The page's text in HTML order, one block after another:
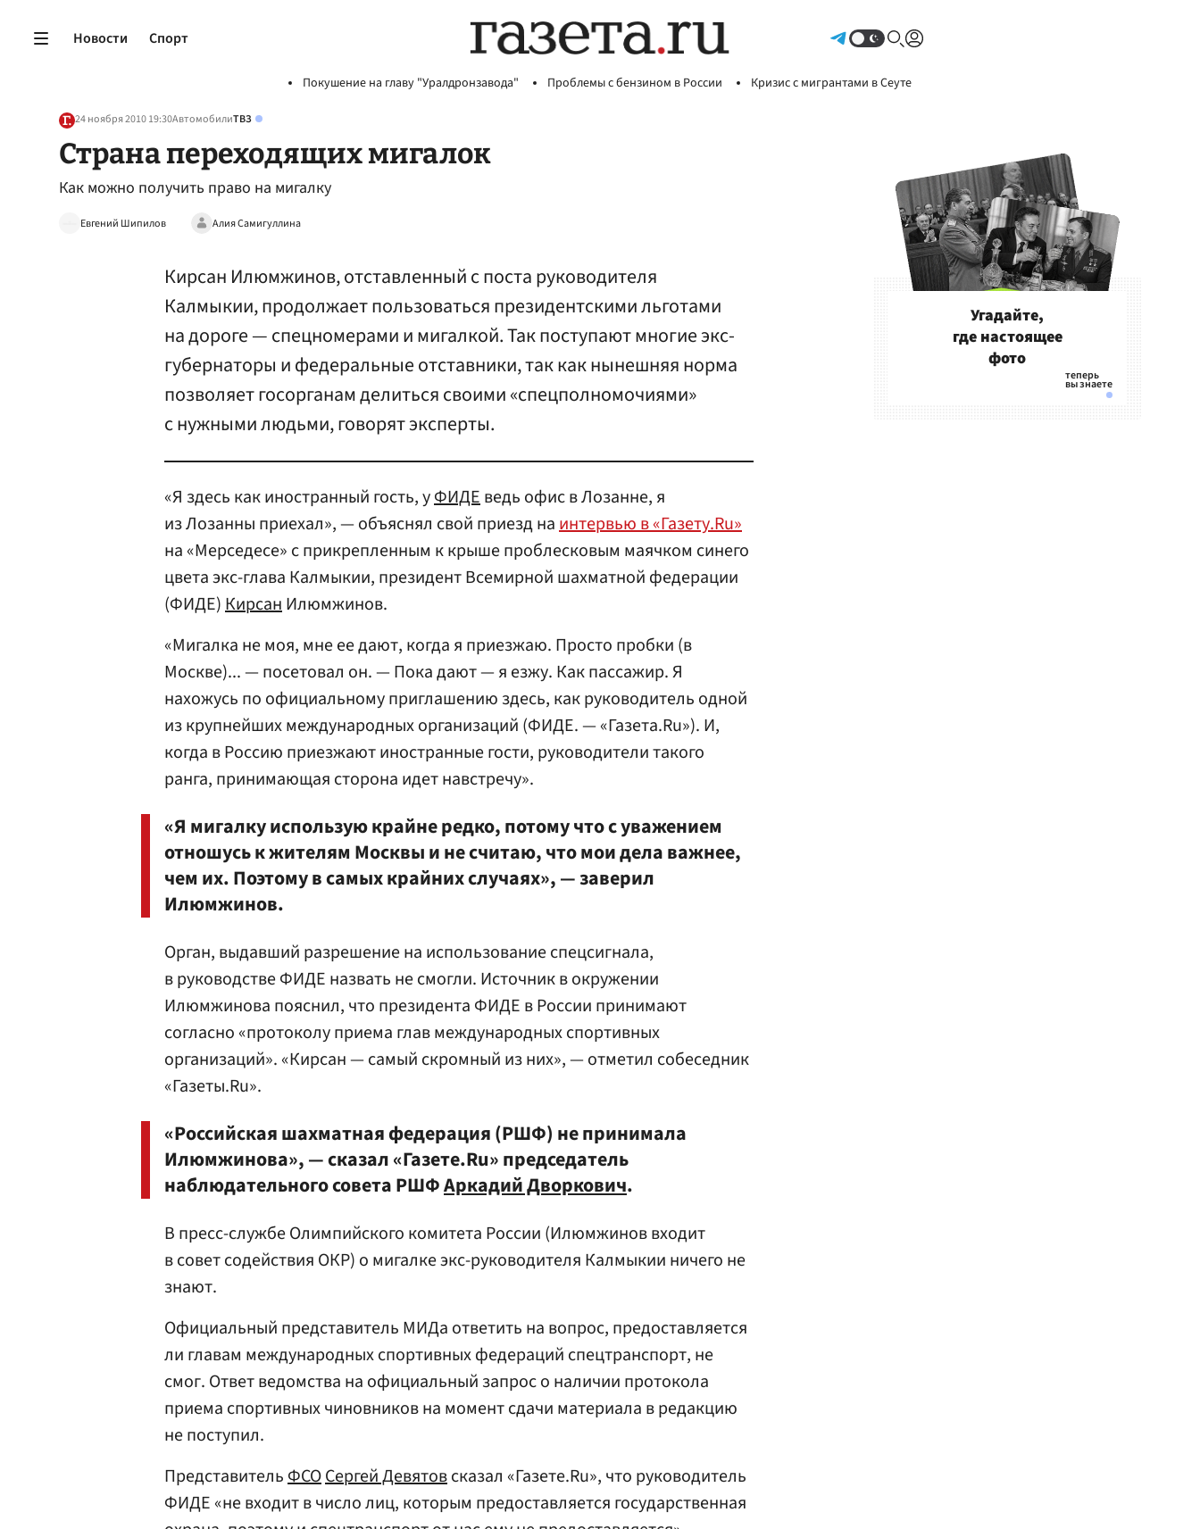
Новости Спорт
Покушение на главу "Уралдронзавода" Проблемы с бензином в России Кризис с мигрантами в Сеуте
24 ноября 2010 19:30АвтомобилиТВЗ
Страна переходящих мигалок
Как можно получить право на мигалку
Евгений Шипилов Алия Самигуллина
Кирсан Илюмжинов, отставленный с поста руководителя
Калмыкии, продолжает пользоваться президентскими льготами
на дороге — спецномерами и мигалкой. Так поступают многие экс-
губернаторы и федеральные отставники, так как нынешняя норма
позволяет госорганам делиться своими «спецполномочиями»
с нужными людьми, говорят эксперты.
«Я здесь как иностранный гость, уФИДЕведь офис в Лозанне, я
из Лозанны приехал», — объяснял свой приезд наинтервью в «Газету.Ru»
на «Мерседесе» с прикрепленным к крыше проблесковым маячком синего
цвета экс-глава Калмыкии, президент Всемирной шахматной федерации
(ФИДЕ)КирсанИлюмжинов.
«Мигалка не моя, мне ее дают, когда я приезжаю. Просто пробки (в
Москве)... — посетовал он. — Пока дают — я езжу. Как пассажир. Я
нахожусь по официальному приглашению здесь, как руководитель одной
из крупнейших международных организаций (ФИДЕ. — «Газета.Ru»). И,
когда в Россию приезжают иностранные гости, руководители такого
ранга, принимающая сторона идет навстречу».
«Я мигалку использую крайне редко, потому что с уважением
отношусь к жителям Москвы и не считаю, что мои дела важнее,
чем их. Поэтому в самых крайних случаях», — заверил
Илюмжинов.
Орган, выдавший разрешение на использование спецсигнала,
в руководстве ФИДЕ назвать не смогли. Источник в окружении
Илюмжинова пояснил, что президента ФИДЕ в России принимают
согласно «протоколу приема глав международных спортивных
организаций». «Кирсан — самый скромный из них», — отметил собеседник
«Газеты.Ru».
«Российская шахматная федерация (РШФ) не принимала
Илюмжинова», — сказал «Газете.Ru» председатель
наблюдательного совета РШФАркадий Дворкович.
В пресс-службе Олимпийского комитета России (Илюмжинов входит
в совет содействия ОКР) о мигалке экс-руководителя Калмыкии ничего не
знают.
Официальный представитель МИДа ответить на вопрос, предоставляется
ли главам международных спортивных федераций спецтранспорт, не
смог. Ответ ведомства на официальный запрос о наличии протокола
приема спортивных чиновников на момент сдачи материала в редакцию
не поступил.
ПредставительФСОСергей Девятовсказал «Газете.Ru», что руководитель
ФИДЕ «не входит в число лиц, которым предоставляется государственная
Угадайте,
где настоящее
фото